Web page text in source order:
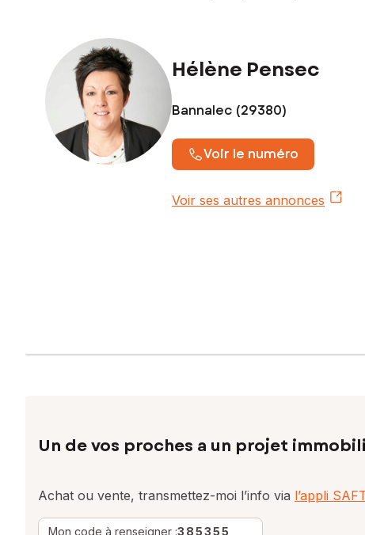
Hélène Pensec
Bannalec (29380)
Voir le numéro
Voir ses autres annonces
Un de vos proches a un projet
Achat ou vente, transmettez-moi l’info via l’appli
Mon code à renseigner :385355